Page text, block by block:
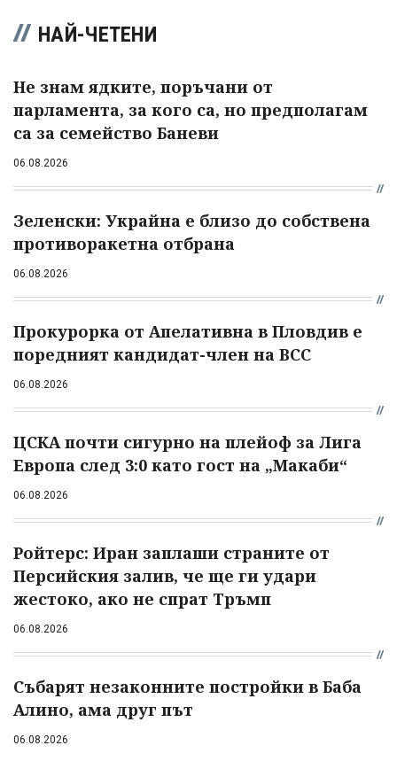
НАЙ-ЧЕТЕНИ
Не знам ядките, поръчани от
парламента, за кого са, но предполагам
са за семейство Баневи
06.08.2026
Зеленски: Украйна е близо до собствена
противоракетна отбрана
06.08.2026
Прокурорка от Апелативна в Пловдив е
поредният кандидат-член на ВСС
06.08.2026
ЦСКА почти сигурно на плейоф за Лига
Европа след 3:0 като гост на „Макаби“
06.08.2026
Ройтерс: Иран заплаши страните от
Персийския залив, че ще ги удари
жестоко, ако не спрат Тръмп
06.08.2026
Събарят незаконните постройки в Баба
Алино, ама друг път
06.08.2026